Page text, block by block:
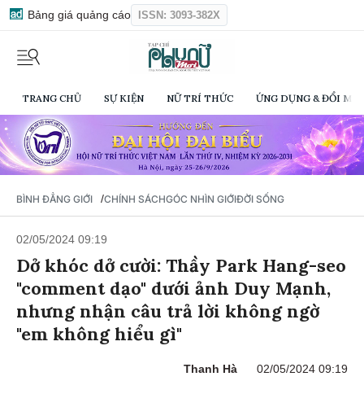
Bảng giá quảng cáo ISSN: 3093-382X
TRANG CHỦ SỰ KIỆN NỮ TRÍ THỨC ỨNG DỤNG & ĐỔI
BÌNH ĐẲNG GIỚI /CHÍNH SÁCHGÓC NHÌN GIỚIĐỜI SỐNG
02/05/2024 09:19
Dở khóc dở cười: Thầy Park Hang-seo
"comment dạo" dưới ảnh Duy Mạnh,
nhưng nhận câu trả lời không ngờ
"em không hiểu gì"
Thanh Hà 02/05/2024 09:19